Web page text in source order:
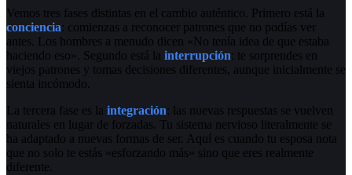
Vemos tres fases distintas en el cambio auténtico. Primero está la
conciencia: comienzas a reconocer patrones que no podías ver
antes. Los hombres a menudo dicen «No tenía idea de que estaba
haciendo eso». Segundo está la interrupción: te sorprendes en
viejos patrones y tomas decisiones diferentes, aunque inicialmente se
sienta incómodo.
La tercera fase es la integración: las nuevas respuestas se vuelven
naturales en lugar de forzadas. Tu sistema nervioso literalmente se
ha adaptado a nuevas formas de ser. Aquí es cuando tu esposa nota
que no solo te estás «esforzando más» sino que eres realmente
diferente.